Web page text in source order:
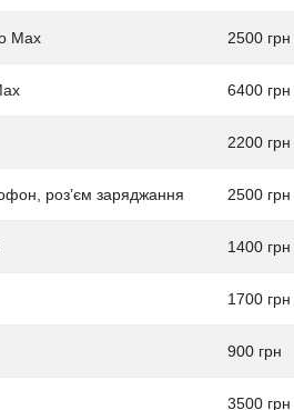
Max 2500 грн
6400 грн
2200 грн
роз’єм заряджання 2500 грн
1400 грн
1700 грн
900 грн
3500 грн